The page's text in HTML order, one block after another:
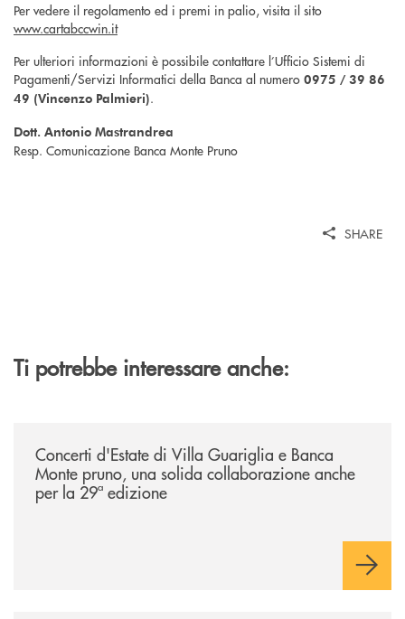
Per vedere il regolamento ed i premi in palio, visita il sito
www.cartabccwin.it
Per ulteriori informazioni è possibile contattare l’Ufficio Sistemi di
Pagamenti/Servizi Informatici della Banca al numero 0975 / 39 86
49 (Vincenzo Palmieri).
Dott. Antonio Mastrandrea
Resp. Comunicazione Banca Monte Pruno
SHARE
Ti potrebbe interessare anche:
Concerti d'Estate di Villa Guariglia e Banca
Monte pruno, una solida collaborazione anche
per la 29ª edizione